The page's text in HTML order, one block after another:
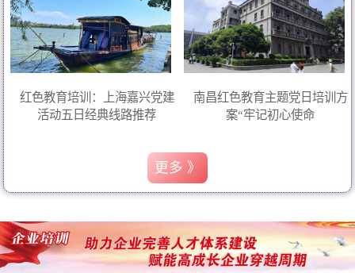
红色教育培训：上海嘉兴党建
活动五日经典线路推荐
南昌红色教育主题党日培训方
案“牢记初心使命
更多 》